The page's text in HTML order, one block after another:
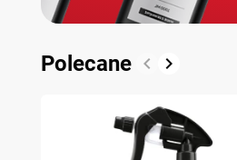
Polecane Poprzedni
keyboard_arrow_left Następny
keyboard_arrow_right